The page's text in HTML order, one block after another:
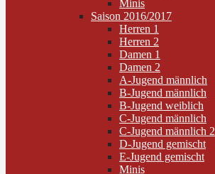
Minis
Saison 2016/2017
Herren 1
Herren 2
Damen 1
Damen 2
A-Jugend männlich
B-Jugend männlich
B-Jugend weiblich
C-Jugend männlich
C-Jugend männlich 2
D-Jugend gemischt
E-Jugend gemischt
Minis